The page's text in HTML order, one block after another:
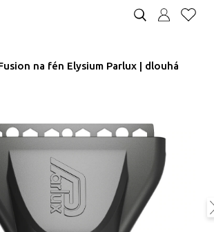
na fén Elysium Parlux | dlouhá